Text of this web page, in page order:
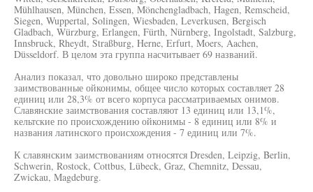
Mühlhausen, München, Essen, Mönchengladbach, Hagen, Remscheid,
Siegen, Wuppertal, Solingen, Wiesbaden, Leverkusen, Bergisch
Gladbach, Würzburg, Erlangen, Fürth, Nürnberg, Ingolstadt, Salzburg,
Innsbruck, Rheydt, Straßburg, Herne, Erfurt, Moers, Aachen,
Düsseldorf. В целом эта группа насчитывает 69 названий.
Анализ показал, что довольно широко представлены
заимствованные ойконимы, общее число которых составляет 28
единиц или 28,3% от всего корпуса рассматриваемых онимов.
Славянские заимствования составляют 13 единиц или 13,1%,
кельтские по происхождению ойконимы - 8 единиц или 8% и
названия латинского происхождения - 7 единиц или 7%.
К славянским заимствованиям относятся Dresden, Leipzig, Berlin,
Schwerin, Rostock, Cottbus, Lübeck, Graz, Chemnitz, Dessau,
Zwickau, Magdeburg.